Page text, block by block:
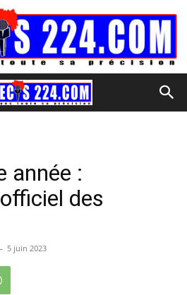
année :
des
- 5 juin 2023